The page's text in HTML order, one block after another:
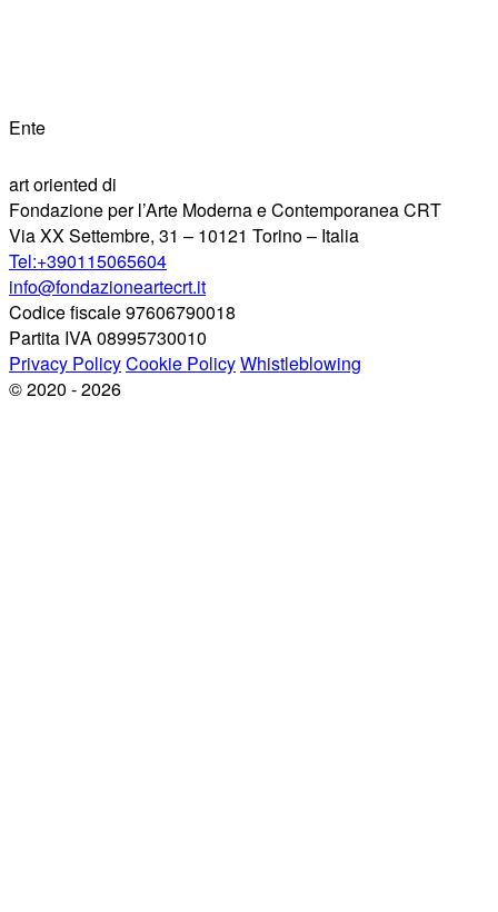
Ente
art oriented di
Fondazione per l’Arte Moderna e Contemporanea CRT
Via XX Settembre, 31 – 10121 Torino – Italia
Tel:+390115065604
info@fondazioneartecrt.it
Codice fiscale 97606790018
Partita IVA 08995730010
Privacy PolicyCookie PolicyWhistleblowing
© 2020 - 2026